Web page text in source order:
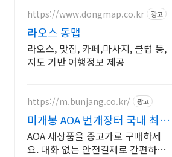
https://www.dongmap.co.kr 광고
라오스 동맵
라오스, 맛집, 카페,마사지, 클럽 등,
지도 기반 여행정보 제공
https://m.bunjang.co.kr/ 광고
미개봉 AOA 번개장터 국내 최대
브랜드 중고거래
AOA 새상품을 중고가로 구매하세
요. 대화 없는 안전결제로 간편하게!